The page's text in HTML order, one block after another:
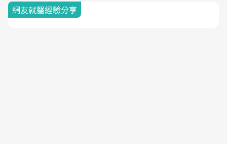
網友就醫經驗分享